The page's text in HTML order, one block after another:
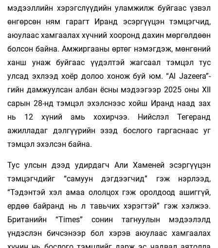
мэдээллийн хэрэгслүүдийн уламжилж буйгаас үзвэл
өнгөрсөн ням га­рагт Иранд эсэргүүцэн тэмцэгчид,
аюулаас хам­гаалах хүчний хооронд дахин мөргөлдөөн
болсон байна. Амжиргааны өртөг нэмэгдэж, мөнгөний
ханш унаж буйгаас үүдэлтэй жагсаал тэмцэл тус
улсад эхлээд хоёр долоо хонож буй юм. “Al Jazeera”-
гийн дамжуулсан албан ёсны мэдээгээр 2025 оны XII
сарын 28-нд тэмцэл эхэлснээс хойш Иранд наад зах
нь 12 хүний амь хохирчээ. Нийслэл Тегеранд
ажилладаг дэлгүүрийн эзэд бослого гаргаснаас уг
тэмцэл эхэлсэн байна.
Тус улсын дээд удирдагч Али Хаменей эсэргүүцэн
тэмцэгчдийг “самуун дэгдээгчид” гэж нэрлээд,
“Тэдэнтэй хэл амаа ололцох гэж оролдоод ашиггүй,
ердөө байранд нь л тавьчих хэрэгтэй” гэж хэлжээ.
Британийн “Times” сонин тагнуулын мэдээлэлд
үндэслэн бичсэнээр бол хэрэв аюулаас хамгаалах